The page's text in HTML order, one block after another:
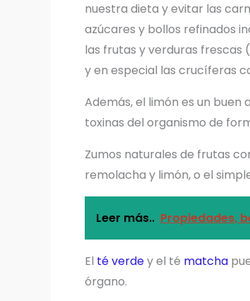
nuestra dieta y evitar las
azúcares y bollos refinados
las frutas y verduras frescas
y en especial las crucíferas
Además, el limón es un buen
toxinas del organismo de
Zumos naturales de frutas
remolacha y limón, o el
Leer más.. Propiedades,
El té verdey el té matcha
órgano.